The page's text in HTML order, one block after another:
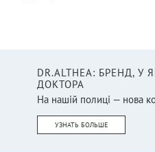
DR.ALTHEA: БРЕНД,
ДОКТОРА
На нашій полиці — нова
УЗНАТЬ БОЛЬШЕ